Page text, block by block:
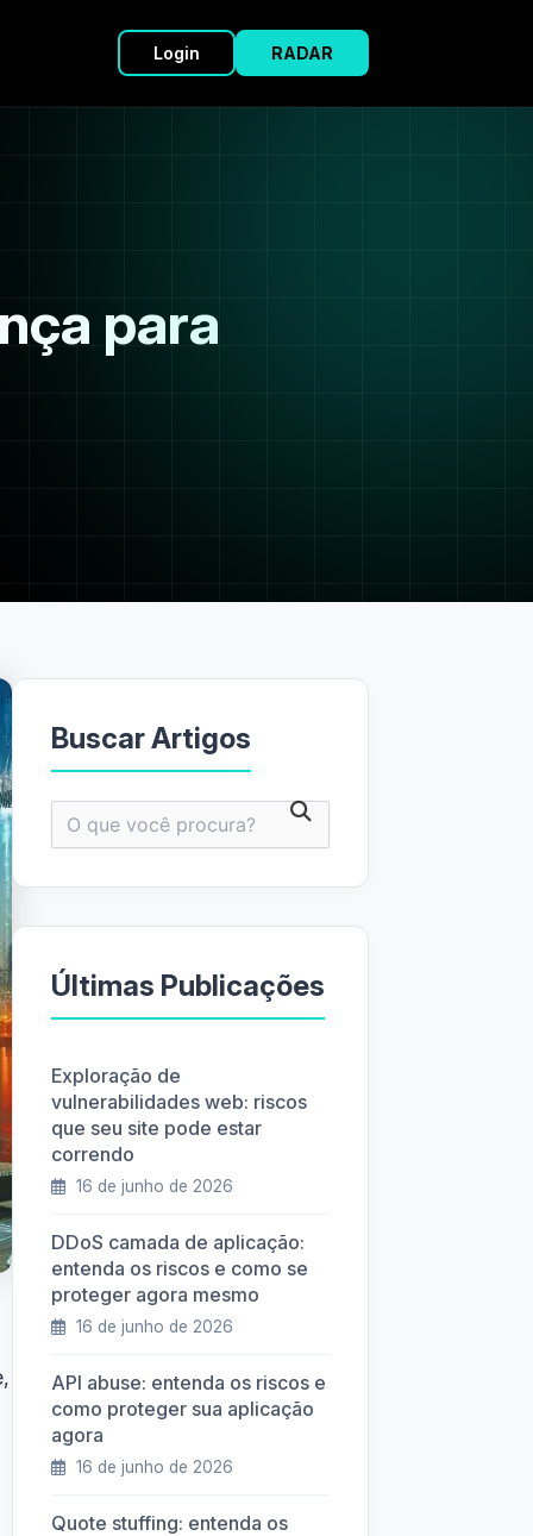
Login RADAR
para
Buscar Artigos
por:
Últimas Publicações
Exploração de
vulnerabilidades web: riscos
que seu site pode estar
correndo
16 de junho de 2026
DDoS camada de aplicação:
entenda os riscos e como se
proteger agora mesmo
16 de junho de 2026
API abuse: entenda os riscos e
como proteger sua aplicação
agora
16 de junho de 2026
Quote stuffing: entenda os